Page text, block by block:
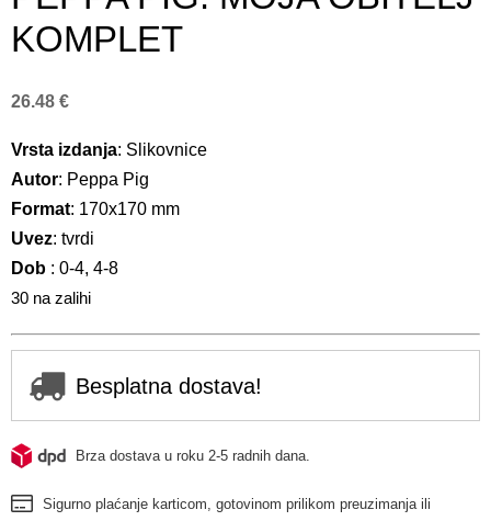
KOMPLET
26.48 €
Vrsta izdanja: Slikovnice
Autor: Peppa Pig
Format: 170x170 mm
Uvez: tvrdi
Dob : 0-4, 4-8
30 na zalihi
Besplatna dostava!
Brza dostava u roku 2-5 radnih dana.
Sigurno plaćanje karticom, gotovinom prilikom preuzimanja ili